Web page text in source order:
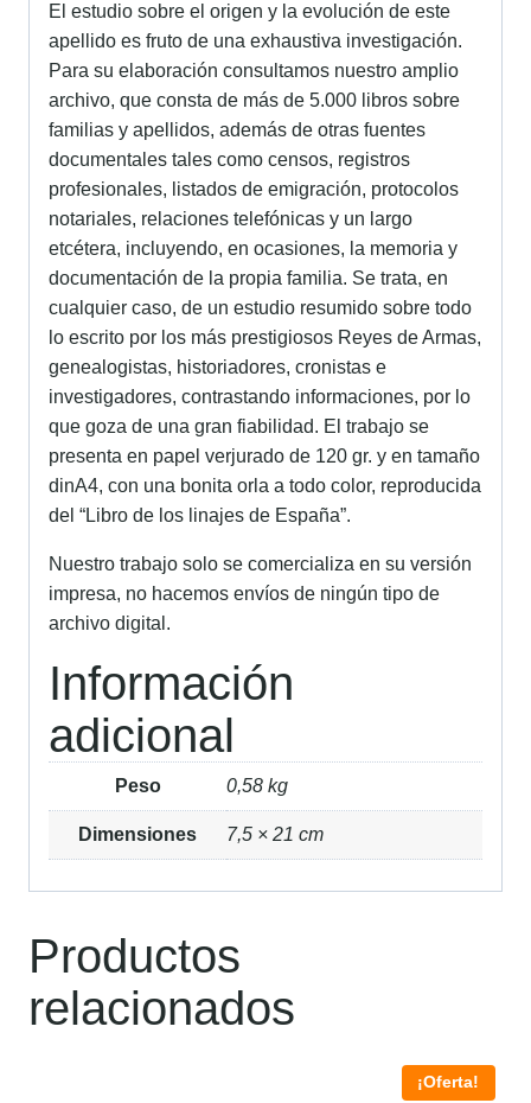
El estudio sobre el origen y la evolución de este
apellido es fruto de una exhaustiva investigación.
Para su elaboración consultamos nuestro amplio
archivo, que consta de más de 5.000 libros sobre
familias y apellidos, además de otras fuentes
documentales tales como censos, registros
profesionales, listados de emigración, protocolos
notariales, relaciones telefónicas y un largo
etcétera, incluyendo, en ocasiones, la memoria y
documentación de la propia familia. Se trata, en
cualquier caso, de un estudio resumido sobre todo
lo escrito por los más prestigiosos Reyes de Armas,
genealogistas, historiadores, cronistas e
investigadores, contrastando informaciones, por lo
que goza de una gran fiabilidad. El trabajo se
presenta en papel verjurado de 120 gr. y en tamaño
dinA4, con una bonita orla a todo color, reproducida
del “Libro de los linajes de España”.
Nuestro trabajo solo se comercializa en su versión
impresa, no hacemos envíos de ningún tipo de
archivo digital.
Información
adicional
Peso 0,58 kg
Dimensiones 7,5 × 21 cm
Productos
relacionados
¡Oferta!